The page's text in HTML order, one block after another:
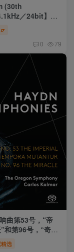
(30th
／24bit】美
0 79
曲第53号，“帝
第96号，“奇迹”
)选